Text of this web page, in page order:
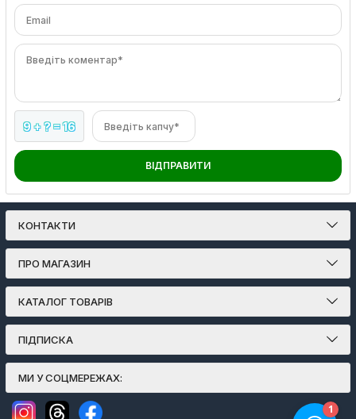
Email
Введіть коментар*
9 + ? = 16 Введіть капчу*
ВІДПРАВИТИ
КОНТАКТИ
ПРО МАГАЗИН
КАТАЛОГ ТОВАРІВ
ПІДПИСКА
МИ У СОЦМЕРЕЖАХ: